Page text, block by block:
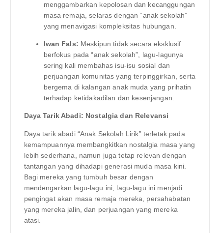
menggambarkan kepolosan dan kecanggungan
masa remaja, selaras dengan “anak sekolah”
yang menavigasi kompleksitas hubungan.
Iwan Fals: Meskipun tidak secara eksklusif
berfokus pada “anak sekolah”, lagu-lagunya
sering kali membahas isu-isu sosial dan
perjuangan komunitas yang terpinggirkan, serta
bergema di kalangan anak muda yang prihatin
terhadap ketidakadilan dan kesenjangan.
Daya Tarik Abadi: Nostalgia dan Relevansi
Daya tarik abadi “Anak Sekolah Lirik” terletak pada
kemampuannya membangkitkan nostalgia masa yang
lebih sederhana, namun juga tetap relevan dengan
tantangan yang dihadapi generasi muda masa kini.
Bagi mereka yang tumbuh besar dengan
mendengarkan lagu-lagu ini, lagu-lagu ini menjadi
pengingat akan masa remaja mereka, persahabatan
yang mereka jalin, dan perjuangan yang mereka
atasi.